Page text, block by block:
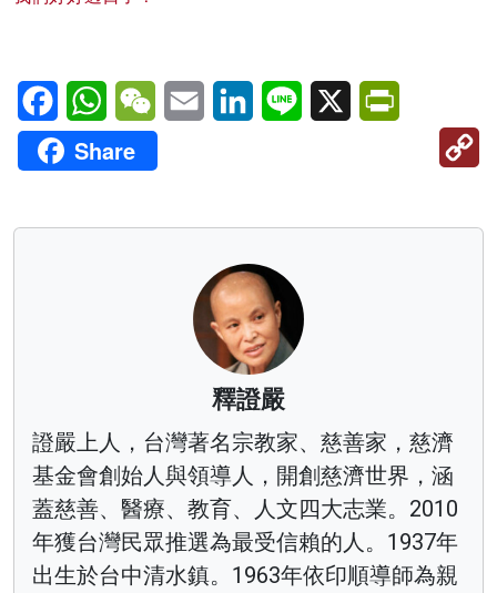
FacebookWhatsAppWeChatEmail LinkedInLine X
Share
釋證嚴
證嚴上人，台灣著名宗教家、慈善家，慈濟
基金會創始人與領導人，開創慈濟世界，涵
蓋慈善、醫療、教育、人文四大志業。2010
年獲台灣民眾推選為最受信賴的人。1937年
出生於台中清水鎮。1963年依印順導師為親